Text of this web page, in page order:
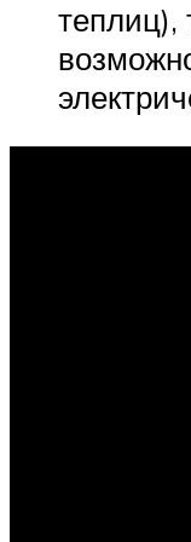
теплиц),